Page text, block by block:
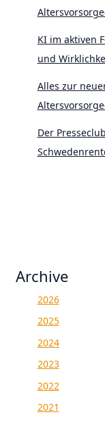
KI im aktiven
und
Alles zur
Der
Archive
2026
2025
2024
2023
2022
2021